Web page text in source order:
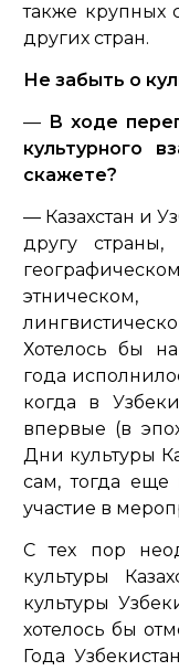
также крупных
других стран.
Не забыть о
— В ходе
культурного
скажете?
— Казахстан и
другу
Хотелось бы
года
когда в
впервые (в
Дни культуры
сам, тогда еще
участие в
С тех пор
культуры
культуры
хотелось бы
Года